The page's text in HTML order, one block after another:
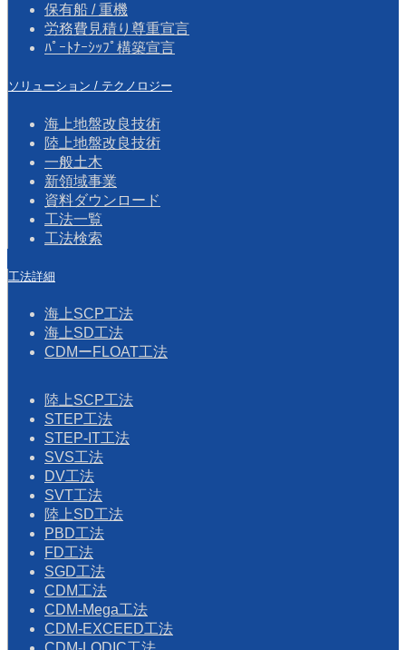
(3) 公衆衛生の向上または児童の健全な育成の
進のために特に必要がある場合であって、本人
同意を得ることが困難であるとき
(4) 国の機関もしくは地方公共団体またはその
に対して協力する必要がある場合であって、本
の同意を得ることにより当該事務の遂行に支障
及ぼすおそれがあるとき
<お問い合わせ窓口>
当社における個人情報の取扱いに関するご質問やご意見に
しては、次の窓口にご連絡ください。
日本海工株式会社 事務部 総務グループ
電話：078-391-1792
受付時間：平日 9:00～17:00
保有船 / 重機
労務費見積り尊重宣言
ﾊﾟｰﾄﾅｰｼｯﾌﾟ構築宣言
ソリューション / テクノロジー
海上地盤改良技術
陸上地盤改良技術
一般土木
新領域事業
資料ダウンロード
工法一覧
工法検索
工法詳細
海上SCP工法
海上SD工法
CDMーFLOAT工法
陸上SCP工法
STEP工法
STEP-IT工法
SVS工法
DV工法
SVT工法
陸上SD工法
PBD工法
FD工法
SGD工法
CDM工法
CDM-Mega工法
CDM-EXCEED工法